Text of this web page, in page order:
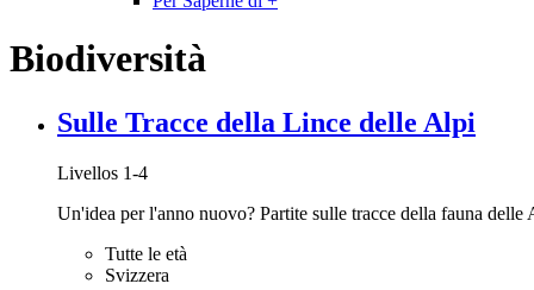
Biodiversità
Sulle Tracce della Lince delle Alpi
Livellos 1-4
Un'idea per l'anno nuovo? Partite sulle tracce della fauna delle
Tutte le età
Svizzera